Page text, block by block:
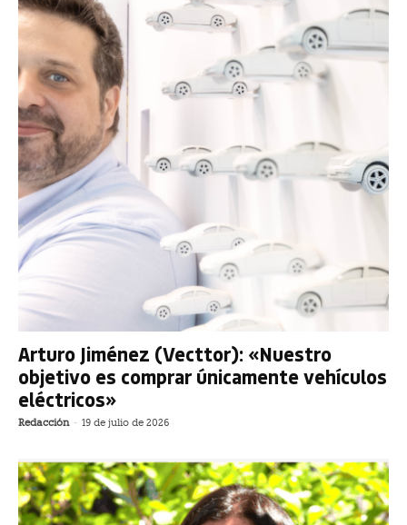
Arturo Jiménez (Vecttor): «Nuestro
objetivo es comprar únicamente vehículos
eléctricos»
Redacción - 19 de julio de 2026